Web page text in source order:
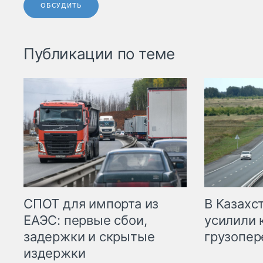
ОБСУДИТЬ
Публикации по теме
СПОТ для импорта из
ЕАЭС: первые сбои,
задержки и скрытые
издержки
В
усилили